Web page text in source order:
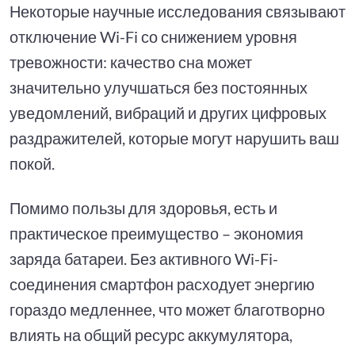
Некоторые научные исследования связывают
отключение Wi-Fi со снижением уровня
тревожности: качество сна может
значительно улучшаться без постоянных
уведомлений, вибраций и других цифровых
раздражителей, которые могут нарушить ваш
покой.
Помимо пользы для здоровья, есть и
практическое преимущество – экономия
заряда батареи. Без активного Wi-Fi-
соединения смартфон расходует энергию
гораздо медленнее, что может благотворно
влиять на общий ресурс аккумулятора,